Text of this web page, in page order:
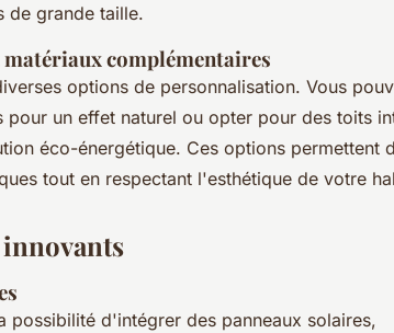
de grande taille.
complémentaires
options de personnalisation. Vous
un effet naturel ou opter pour des toits
éco-énergétique. Ces options permettent
tout en respectant l'esthétique de votre
possibilité d'intégrer des panneaux solaires,